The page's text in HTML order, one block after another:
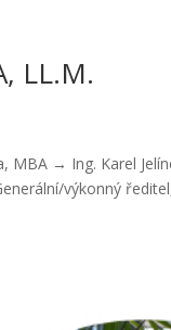
LL.M.
MBA → Ing. Karel
výkonný